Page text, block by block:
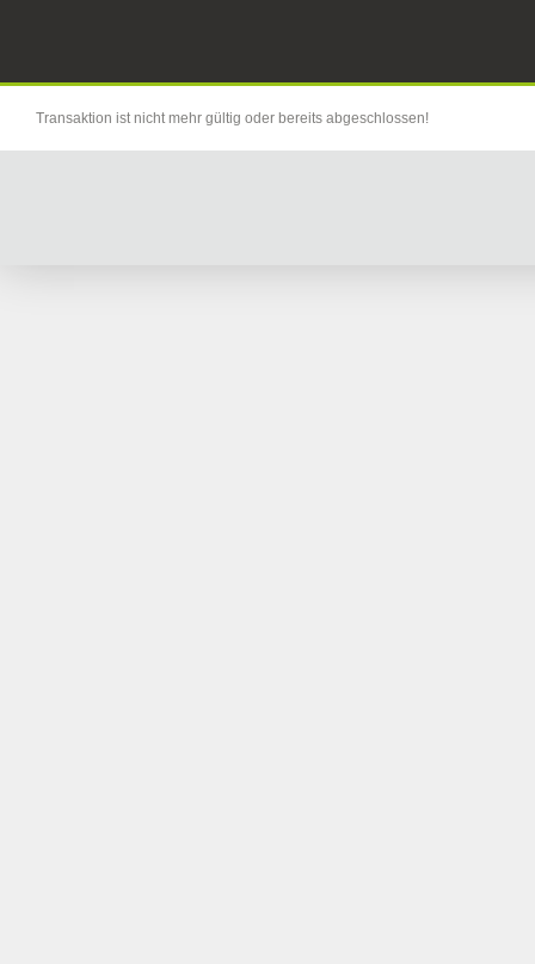
Transaktion ist nicht mehr gültig oder bereits abgeschlossen!